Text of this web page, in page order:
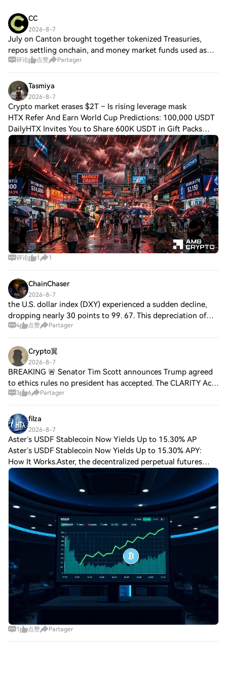
CC
2026-8-7
July on Canton brought together tokenized Treasuries,
repos settling onchain, and money market funds used as
collateral, alongside new investments. The network now
评论 点赞 Partager
Tasmiya
2026-8-7
Crypto market erases $2T – Is rising leverage mask
HTX Refer And Earn World Cup Predictions: 100,000 USDT
DailyHTX Invites You to Share 600K USDT in Gift Packs
Crypto market erases $2T – Is rising leverage masking weak
demand? Crypto’s market capitali
评论 1 1
ChainChaser
2026-8-7
the U.S. dollar index (DXY) experienced a sudden decline,
dropping nearly 30 points to 99. 67. This depreciation of
the dollar has traditionally led to a spike in gold prices,
4 点赞 Partager
Crypto翼
2026-8-7
BREAKING 🚨 Senator Tim Scott announces Trump agreed
to ethics rules no president has accepted. The CLARITY Act
has gained more votes, with Trump's unprecedented
3 6 Partager
filza
2026-8-7
Aster’s USDF Stablecoin Now Yields Up to 15.30% AP
Aster’s USDF Stablecoin Now Yields Up to 15.30% APY:
How It Works.Aster, the decentralized perpetual futures
exchange, has reported an annual percentage yield (APY) of
up to 15.30% for its yield-gener
1 点赞 Partager